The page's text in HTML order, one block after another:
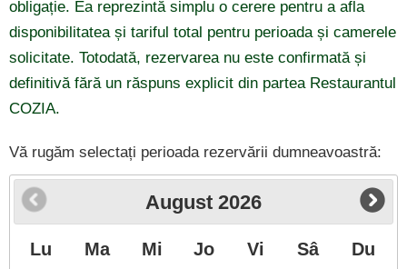
obligație. Ea reprezintă simplu o cerere pentru a afla
disponibilitatea și tariful total pentru perioada și camerele
solicitate. Totodată, rezervarea nu este confirmată și
definitivă fără un răspuns explicit din partea Restaurantul
COZIA.
Vă rugăm selectați perioada rezervării dumneavoastră:
August 2026
Lu Ma Mi Jo Vi Sâ Du